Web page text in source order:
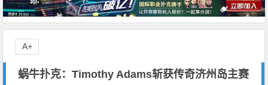
蜗牛扑克：Timothy Adams斩获传奇济州岛主赛
A+